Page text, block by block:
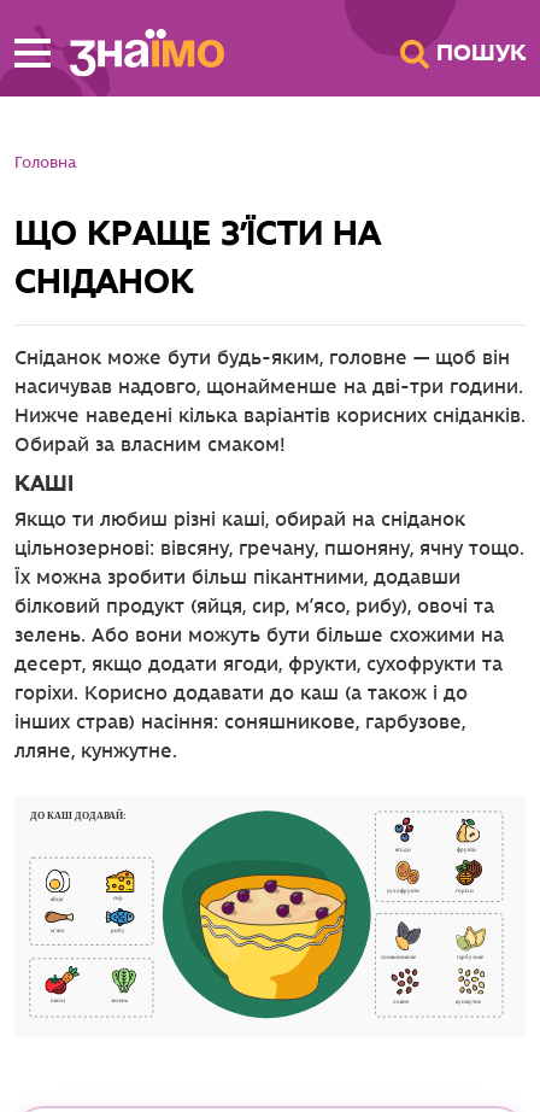
ПЕРЕЙТИ ДО
ГОЛОВНОГО
ПОШУК
Головна
ЩО КРАЩЕ З'ЇСТИ НА
СНІДАНОК
Сніданок може бути будь-яким, головне — щоб він
насичував надовго, щонайменше на дві-три години.
Нижче наведені кілька варіантів корисних сніданків.
Обирай за власним смаком!
КАШІ
Якщо ти любиш різні каші, обирай на сніданок
цільнозернові: вівсяну, гречану, пшоняну, ячну тощо.
Їх можна зробити більш пікантними, додавши
білковий продукт (яйця, сир, м’ясо, рибу), овочі та
зелень. Або вони можуть бути більше схожими на
десерт, якщо додати ягоди, фрукти, сухофрукти та
горіхи. Корисно додавати до каш (а також і до
інших страв) насіння: соняшникове, гарбузове,
лляне, кунжутне.